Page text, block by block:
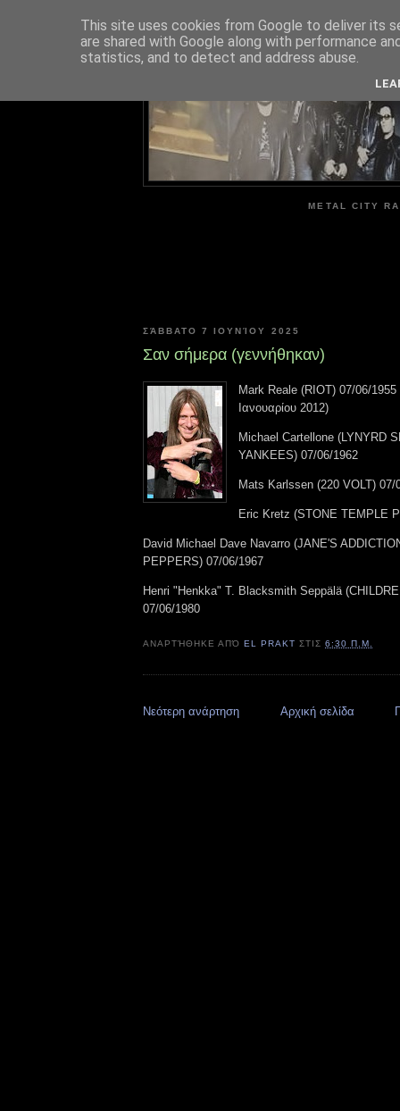
METAL CITY
ΣΆΒΒΑΤΟ 7 ΙΟΥΝΊΟΥ 2025
Σαν σήμερα (γεννήθηκαν)
Mark Reale (RIOT) 07/06/
Ιανουαρίου 2012)
Michael Cartellone (LYNYRD
YANKEES) 07/06/1962
Mats Karlssen (220 VOLT) 07/
Eric Kretz (STONE TEMPLE
David Michael Dave Navarro (JANE'S
PEPPERS) 07/06/1967
Henri "Henkka" T. Blacksmith Seppälä
07/06/1980
ΑΝΑΡΤΉΘΗΚΕ ΑΠΌEL PRAKT ΣΤΙΣ6:30 Π.Μ.
Νεότερη ανάρτηση Αρχική σελίδα
This site uses cookies from Google to deliver its
are shared with Google along with performance
statistics, and to detect and address abuse.